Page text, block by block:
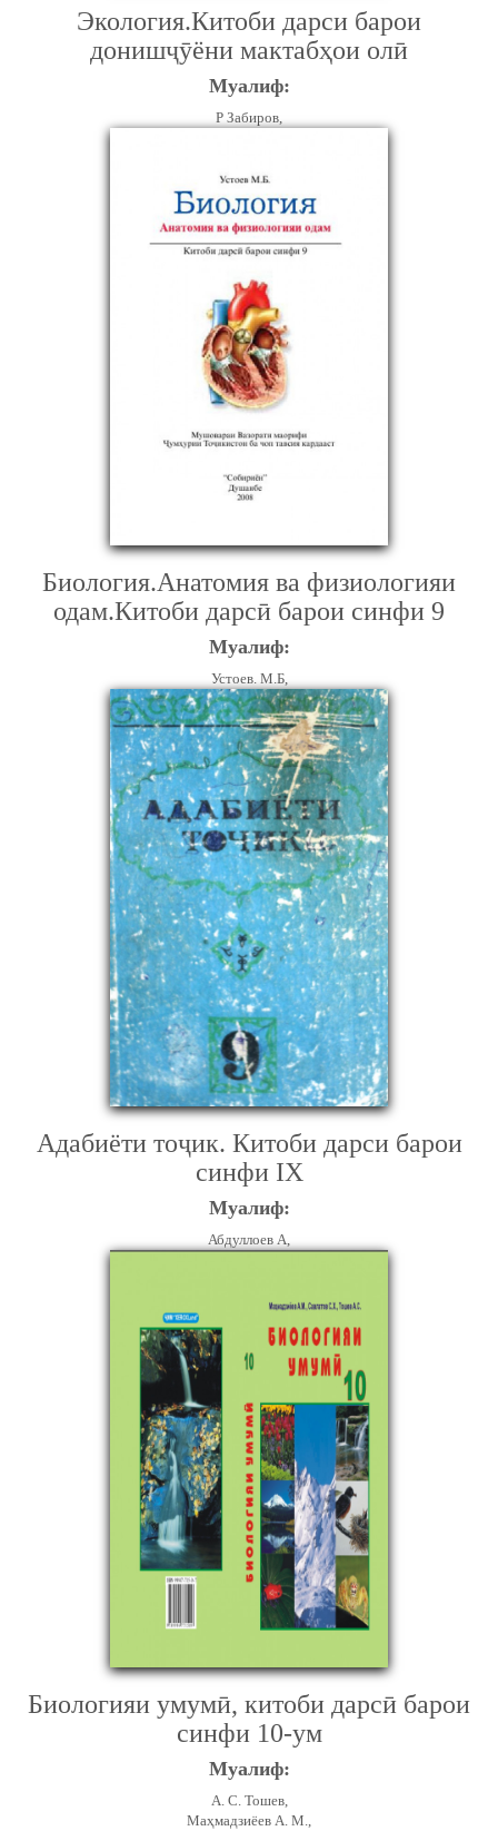
Экология.Китоби дарси барои
донишҷӯёни мактабҳои олӣ
Муалиф:
Р Забиров,
Биология.Анатомия ва физиологияи
одам.Китоби дарсӣ барои синфи 9
Муалиф:
Устоев. М.Б,
Адабиёти тоҷик. Китоби дарси барои
синфи IX
Муалиф:
Абдуллоев А,
Биологияи умумӣ, китоби дарсӣ барои
синфи 10-ум
Муалиф:
А. С. Тошев,
Маҳмадзиёев А. М.,